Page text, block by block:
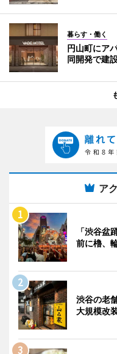
暮らす・働く
円山町にア
同開発で建
ア
「渋谷
前に櫓、
渋谷の老
大規模改